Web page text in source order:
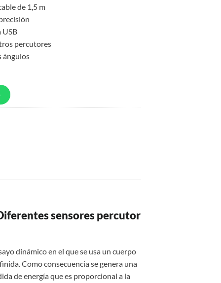
de 1,5 m
USB
percutores
ángulos
sensores percutor
dinámico en el que se usa un cuerpo
Como consecuencia se genera una
de energía que es proporcional a la